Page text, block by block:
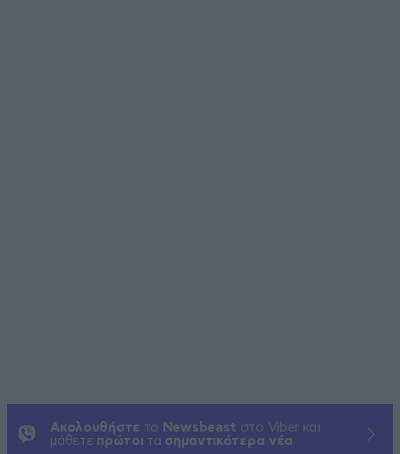
Ακολουθήστε το Newsbeast στο Viber και
μάθετε πρώτοι τα σημαντικότερα νέα